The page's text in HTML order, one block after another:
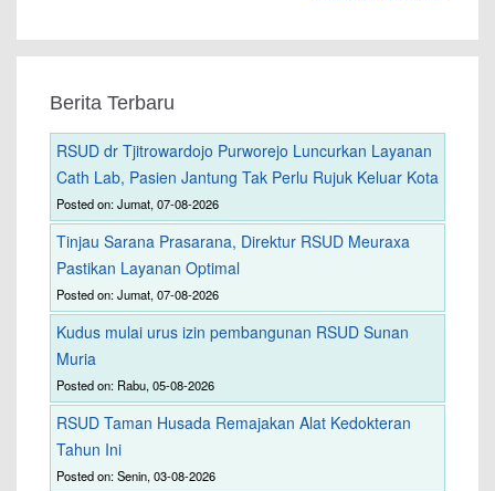
Berita Terbaru
RSUD dr Tjitrowardojo Purworejo Luncurkan Layanan
Cath Lab, Pasien Jantung Tak Perlu Rujuk Keluar Kota
Posted on: Jumat, 07-08-2026
Tinjau Sarana Prasarana, Direktur RSUD Meuraxa
Pastikan Layanan Optimal
Posted on: Jumat, 07-08-2026
Kudus mulai urus izin pembangunan RSUD Sunan
Muria
Posted on: Rabu, 05-08-2026
RSUD Taman Husada Remajakan Alat Kedokteran
Tahun Ini
Posted on: Senin, 03-08-2026